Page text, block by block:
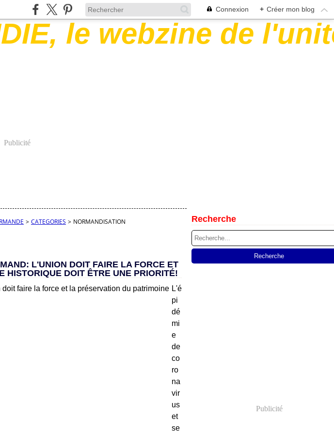
Connexion + Créer mon blog
Publicité
> CATEGORIES > NORMANDISATION
L'UNION DOIT FAIRE LA FORCE ET
HISTORIQUE DOIT ÊTRE UNE PRIORITÉ!
L'é
pi
dé
mi
e
de
co
ro
na
vir
us
et
se
Recherche
Publicité